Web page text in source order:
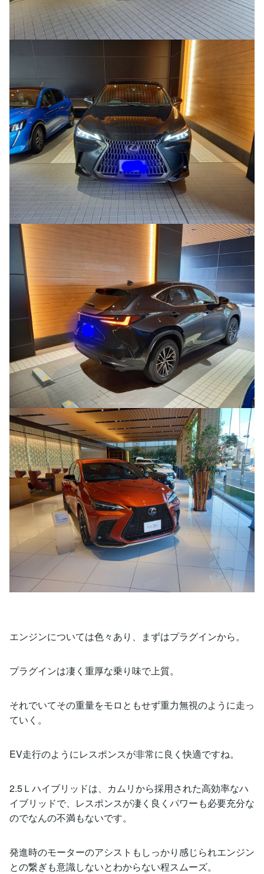
エンジンについては色々あり、まずはプラグインから。
プラグインは凄く重厚な乗り味で上質。
それでいてその重量をモロともせず重力無視のように走っ
ていく。
EV走行のようにレスポンスが非常に良く快適ですね。
2.5Ｌハイブリッドは、カムリから採用された高効率なハ
イブリッドで、レスポンスが凄く良くパワーも必要充分な
のでなんの不満もないです。
発進時のモーターのアシストもしっかり感じられエンジン
との繋ぎも意識しないとわからない程スムーズ。